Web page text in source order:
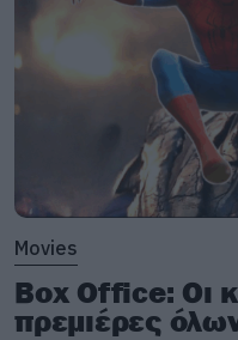
Movies
Box Office: Οι
πρεμιέρες